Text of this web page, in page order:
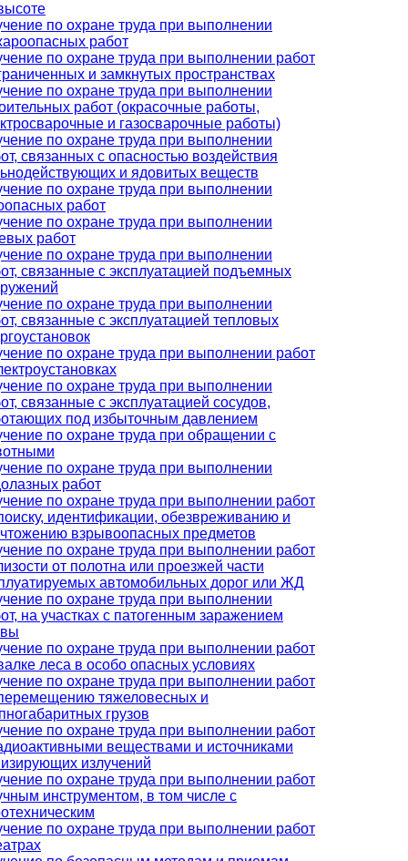
по охране труда при выполнении
работ
по охране труда при выполнении работ
и замкнутых пространствах
по охране труда при выполнении
работ (окрасочные работы,
и газосварочные работы)
по охране труда при выполнении
связанных с опасностью воздействия
и ядовитых веществ
по охране труда при выполнении
работ
по охране труда при выполнении
работ
по охране труда при выполнении
связанные с эксплуатацией подъемных
по охране труда при выполнении
связанные с эксплуатацией тепловых
по охране труда при выполнении работ
по охране труда при выполнении
связанные с эксплуатацией сосудов,
под избыточным давлением
по охране труда при обращении с
по охране труда при выполнении
работ
по охране труда при выполнении работ
идентификации, обезвреживанию и
взрывоопасных предметов
по охране труда при выполнении работ
от полотна или проезжей части
автомобильных дорог или ЖД
по охране труда при выполнении
на участках с патогенным заражением
по охране труда при выполнении работ
леса в особо опасных условиях
по охране труда при выполнении работ
тяжеловесных и
грузов
по охране труда при выполнении работ
веществами и источниками
излучений
по охране труда при выполнении работ
инструментом, в том числе с
по охране труда при выполнении работ